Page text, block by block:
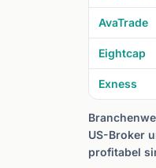
AvaTrade
Eightcap
Exness
US-Broker
profitabel